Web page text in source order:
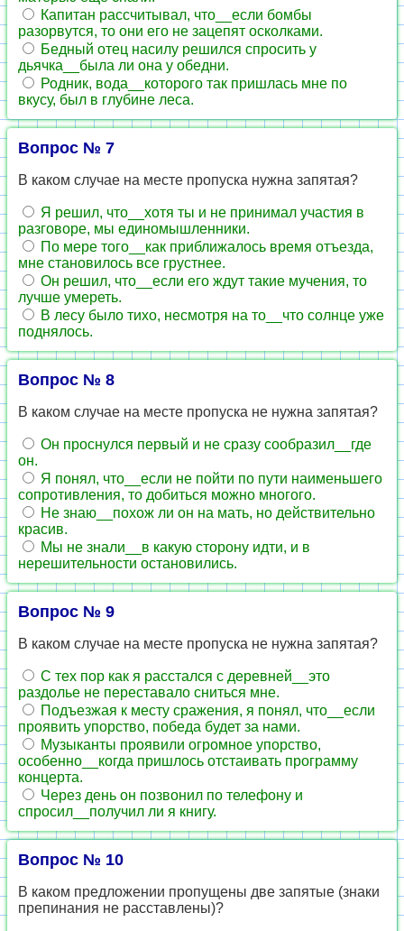
Капитан рассчитывал, что__если бомбы
разорвутся, то они его не зацепят осколками.
Бедный отец насилу решился спросить у
дьячка__была ли она у обедни.
Родник, вода__которого так пришлась мне по
вкусу, был в глубине леса.
Вопрос № 7
В каком случае на месте пропуска нужна запятая?
Я решил, что__хотя ты и не принимал участия в
разговоре, мы единомышленники.
По мере того__как приближалось время отъезда,
мне становилось все грустнее.
Он решил, что__если его ждут такие мучения, то
лучше умереть.
В лесу было тихо, несмотря на то__что солнце уже
поднялось.
Вопрос № 8
В каком случае на месте пропуска не нужна запятая?
Он проснулся первый и не сразу сообразил__где
он.
Я понял, что__если не пойти по пути наименьшего
сопротивления, то добиться можно многого.
Не знаю__похож ли он на мать, но действительно
красив.
Мы не знали__в какую сторону идти, и в
нерешительности остановились.
Вопрос № 9
В каком случае на месте пропуска не нужна запятая?
С тех пор как я расстался с деревней__это
раздолье не переставало сниться мне.
Подъезжая к месту сражения, я понял, что__если
проявить упорство, победа будет за нами.
Музыканты проявили огромное упорство,
особенно__когда пришлось отстаивать программу
концерта.
Через день он позвонил по телефону и
спросил__получил ли я книгу.
Вопрос № 10
В каком предложении пропущены две запятые (знаки
препинания не расставлены)?